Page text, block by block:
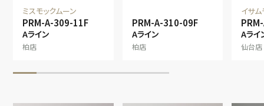
ミスモックムーン
PRM-A-309-11F
Aライン
柏店
PRM-A-310-09F
Aライン
柏店
イサム
Aライ
仙台店